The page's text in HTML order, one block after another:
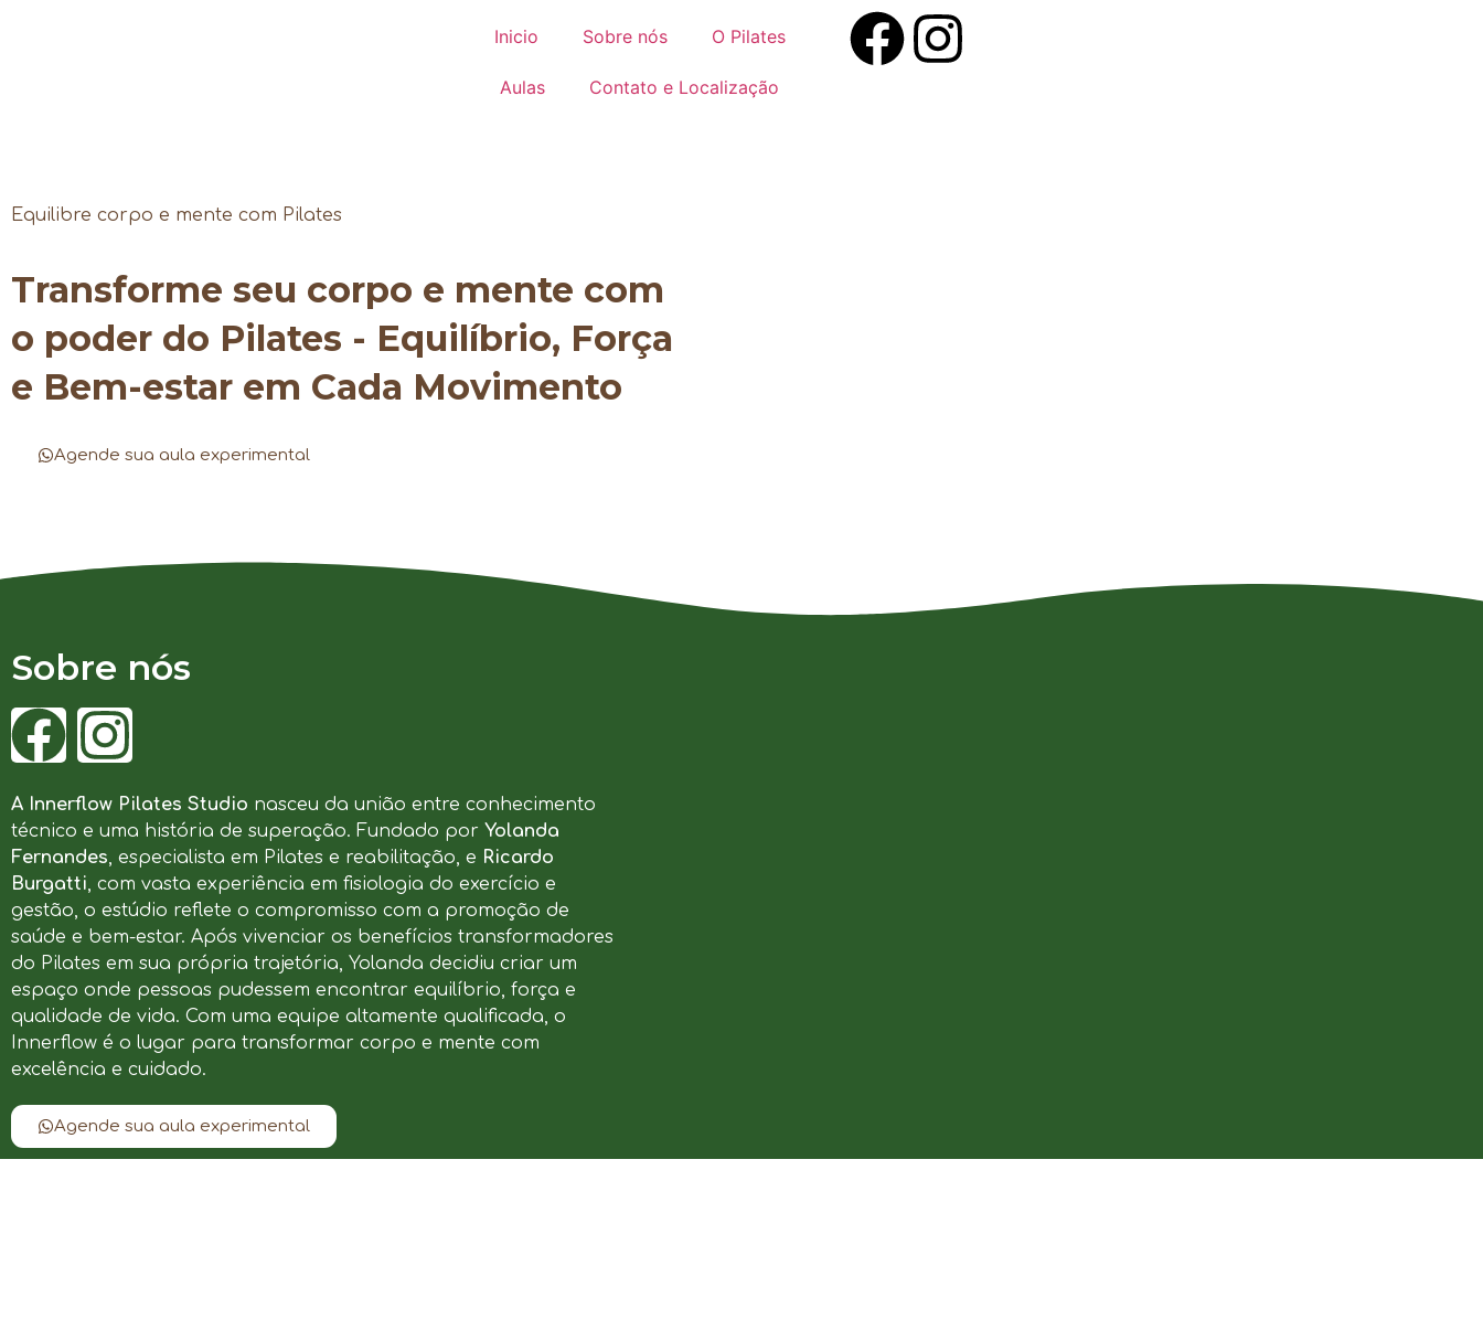
Inicio Sobre nós O Pilates
Aulas Contato e Localização
Equilibre corpo e mente com Pilates
Transforme seu corpo e mente com
o poder do Pilates - Equilíbrio, Força
e Bem-estar em Cada Movimento
Agende sua aula experimental
Sobre nós
A Innerflow Pilates Studio nasceu da união entre conhecimento
técnico e uma história de superação. Fundado por Yolanda
Fernandes, especialista em Pilates e reabilitação, e Ricardo
Burgatti, com vasta experiência em fisiologia do exercício e
gestão, o estúdio reflete o compromisso com a promoção de
saúde e bem-estar. Após vivenciar os benefícios transformadores
do Pilates em sua própria trajetória, Yolanda decidiu criar um
espaço onde pessoas pudessem encontrar equilíbrio, força e
qualidade de vida. Com uma equipe altamente qualificada, o
Innerflow é o lugar para transformar corpo e mente com
excelência e cuidado.
Agende sua aula experimental